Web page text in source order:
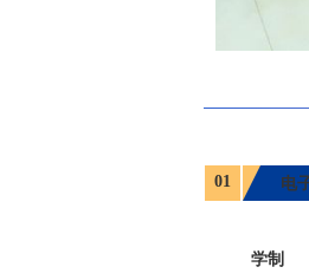
01 电
学制